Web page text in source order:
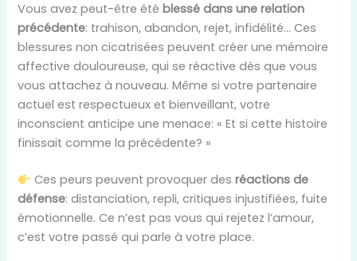
Vous avez peut-être étéblessé dans une relation
précédente: trahison, abandon, rejet, infidélité… Ces
blessures non cicatrisées peuvent créer une mémoire
affective douloureuse, qui se réactive dès que vous
vous attachez à nouveau. Même si votre partenaire
actuel est respectueux et bienveillant, votre
inconscient anticipe une menace: « Et si cette histoire
finissait comme la précédente? »
Ces peurs peuvent provoquer desréactions de
défense: distanciation, repli, critiques injustifiées, fuite
émotionnelle. Ce n’est pas vous qui rejetez l’amour,
c’est votre passé qui parle à votre place.